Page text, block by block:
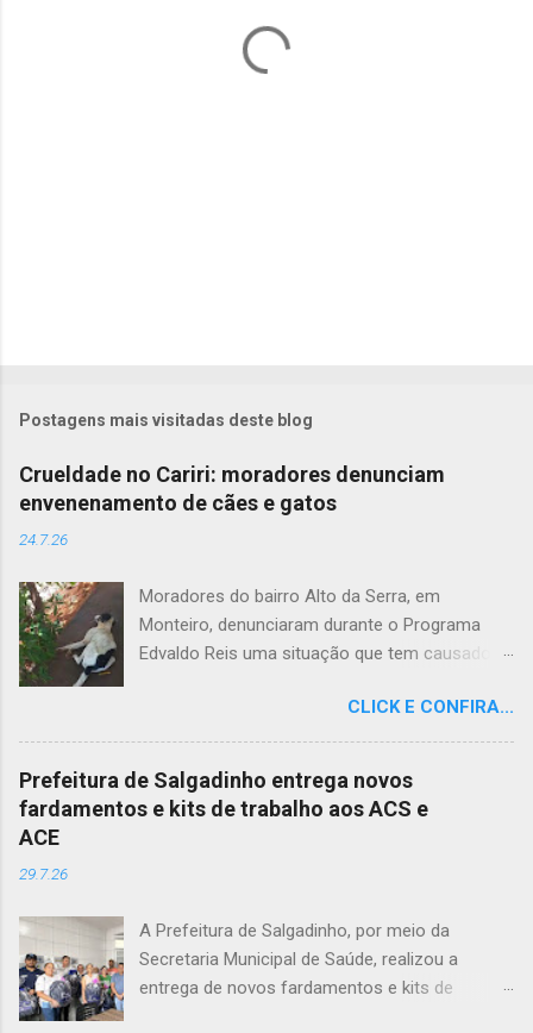
Postagens mais visitadas deste blog
Crueldade no Cariri: moradores denunciam
envenenamento de cães e gatos
24.7.26
Moradores do bairro Alto da Serra, em
Monteiro, denunciaram durante o Programa
Edvaldo Reis uma situação que tem causado
e gatos estariam sendo envenenados na
comunidade, provocando mortes marcadas
por intenso sofrimento dos animais. De acordo
com uma moradora, os casos vêm se
comoveu vizinhos e evidenciou a gravidade da
situação. Além da dor causada aos tutores dos
animais, o envenenamento representa um risco
CLICK E CONFIRA...
Prefeitura de Salgadinho entrega novos
fardamentos e kits de trabalho aos ACS e
ACE
29.7.26
A Prefeitura de Salgadinho, por meio da
Secretaria Municipal de Saúde, realizou a
entrega de novos fardamentos e kits de